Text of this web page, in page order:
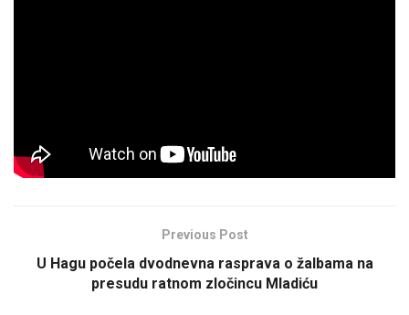
Previous Post
U Hagu počela dvodnevna rasprava o žalbama na
presudu ratnom zločincu Mladiću